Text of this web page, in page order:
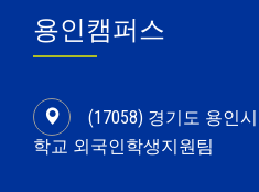
용인캠퍼스
(17058) 경기도 용인
학교 외국인학생지원팀